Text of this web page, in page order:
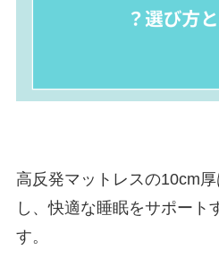
高反発マットレスの10cm
し、快適な睡眠をサポート
す。